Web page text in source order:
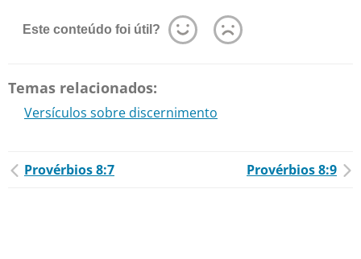
Este conteúdo foi útil?
Temas relacionados:
Versículos sobre discernimento
Provérbios 8:7 Provérbios 8:9